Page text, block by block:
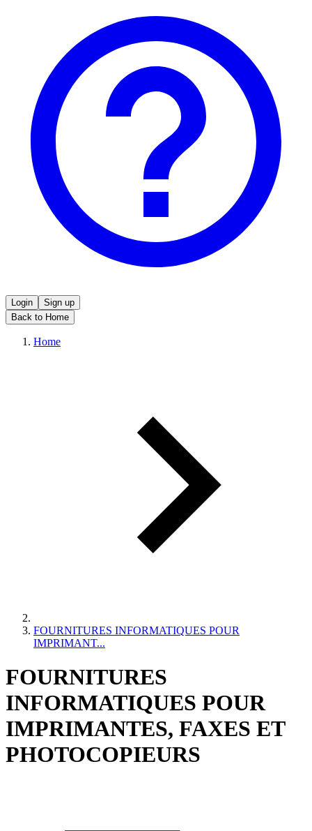
Login
Sign up
Back to Home
Home
FOURNITURES INFORMATIQUES POUR
IMPRIMANT...
FOURNITURES
INFORMATIQUES POUR
IMPRIMANTES, FAXES ET
PHOTOCOPIEURS